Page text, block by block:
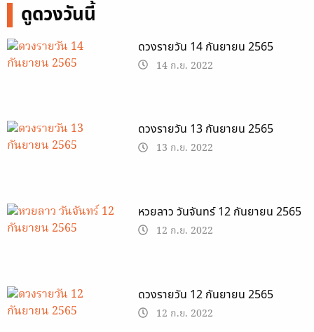
ดูดวงวันนี้
ดวงรายวัน 14 กันยายน 2565
14 ก.ย. 2022
ดวงรายวัน 13 กันยายน 2565
13 ก.ย. 2022
หวยลาว วันจันทร์ 12 กันยายน 2565
12 ก.ย. 2022
ดวงรายวัน 12 กันยายน 2565
12 ก.ย. 2022